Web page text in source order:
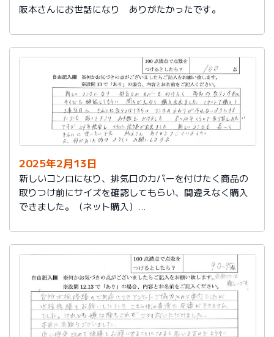
阪本さんにお世話になり ありがたかったです。
2025年2月13日
新しいコンロになり、排気口のカバーを付けたく商品の
取りつけ前にサイズを確認してもらい、間違えなく購入
できました。（ネット購入）
汚れないようにするテープも貼って下さりお手数をかけ
ました。
８～10年くらいで取り替えみたいですが、24年使用し大
切に使う事が出来ました。新しいコンロも長～くきれい
に使いたいです。杉山さん、ありがとうございました。
又、何かあった時はよろしくお願いしますネ